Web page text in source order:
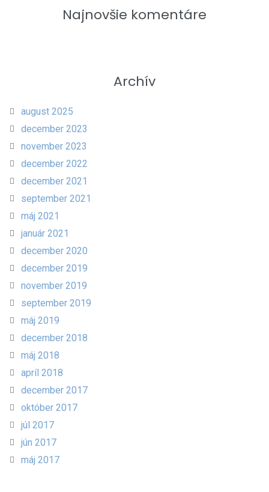
Najnovšie komentáre
Archív
august 2025
december 2023
november 2023
december 2022
december 2021
september 2021
máj 2021
január 2021
december 2020
december 2019
november 2019
september 2019
máj 2019
december 2018
máj 2018
apríl 2018
december 2017
október 2017
júl 2017
jún 2017
máj 2017